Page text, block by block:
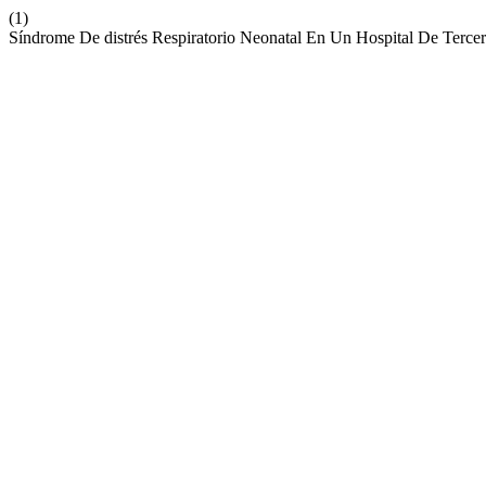
(1)
Síndrome De distrés Respiratorio Neonatal En Un Hospital De